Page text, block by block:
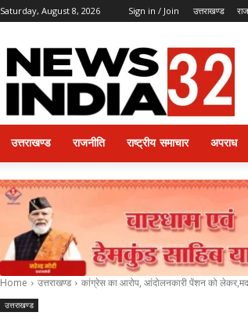
Saturday, August 8, 2026 Sign in / Join उत्तराखण्ड
उत्तराखण्ड राजनीति राष्ट्रीय समाचार अपराध
Home उत्तराखण्ड कांग्रेस का आरोप, आंदोलनकारी पेंशन को
उत्तराखण्ड